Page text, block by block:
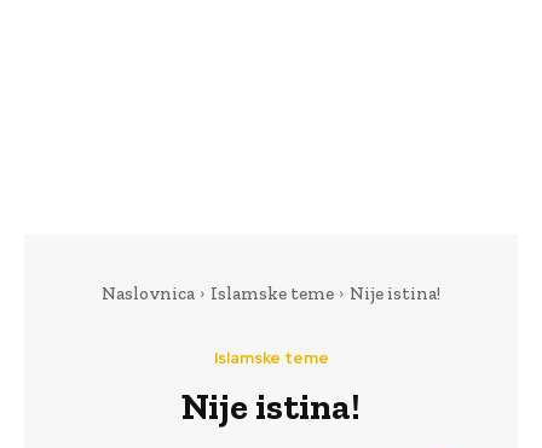
Naslovnica Islamske teme Nije istina!
Islamske teme
Nije istina!